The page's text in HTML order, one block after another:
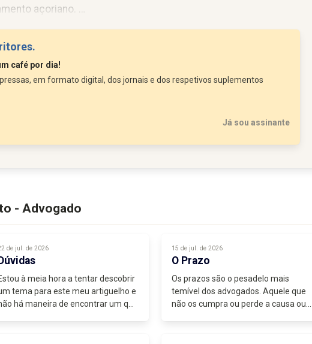
açoriano.
sobreviveria...
café por dia!
em formato digital, dos jornais e dos respetivos suplementos
Já sou assinante
- Advogado
de jul. de 2026
à meia hora a tentar descobrir
tema para este meu artiguelho e
há maneira de encontrar um que
15 de jul. de 2026
O Prazo
Os prazos são o pesadelo mais
temível dos advogados. Aquele que
não os cumpra ou perde a causa ou